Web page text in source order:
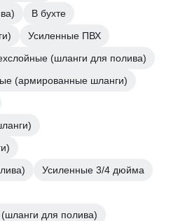
В бухте
Усиленные ПВХ
(шланги для полива)
(армированные шланги)
Усиленные 3/4 дюйма
для полива)